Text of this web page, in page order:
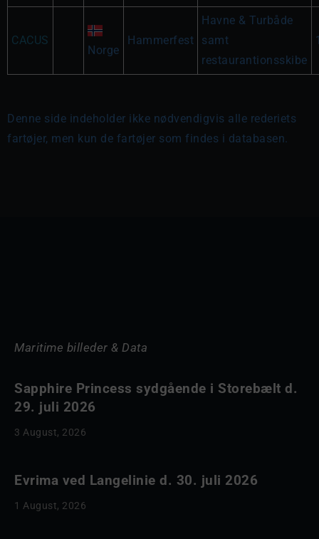
CACUS
Norge
Hammerfest
Havne & Turbåde
samt
restaurantionsskibe
Denne side indeholder ikke nødvendigvis alle rederiets
fartøjer, men kun de fartøjer som findes i databasen.
Maritime billeder & Data
Sapphire Princess sydgående i Storebælt d.
29. juli 2026
3 August, 2026
Evrima ved Langelinie d. 30. juli 2026
1 August, 2026